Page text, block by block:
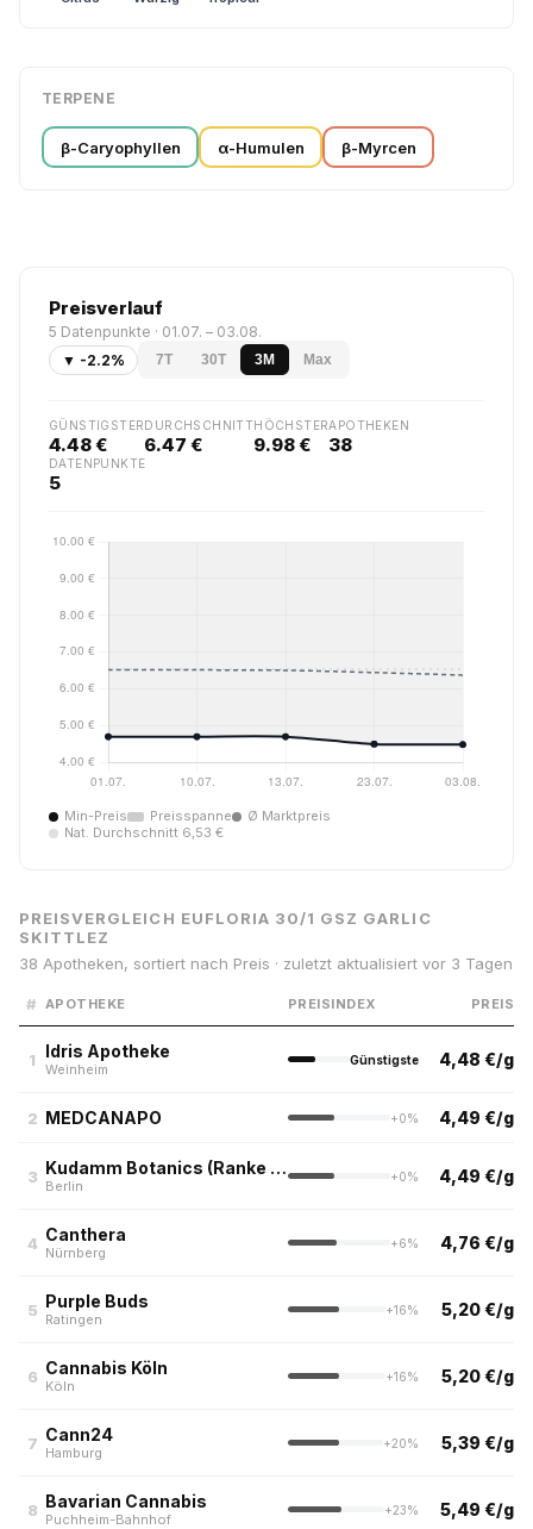
TERPENE
β-Caryophyllen α-Humulen β-Myrcen
Preisverlauf
5 Datenpunkte · 01.07. – 03.08.
▼ -2.2%
7T 30T 3M Max
GÜNSTIGSTER
4.48 €
DURCHSCHNITT
6.47 €
HÖCHSTER
9.98 €
APOTHEKEN
38
DATENPUNKTE
5
Min-Preis Preisspanne
Ø Marktpreis
Nat. Durchschnitt 6,53 €
PREISVERGLEICH EUFLORIA 30/1 GSZ GARLIC
SKITTLEZ
38 Apotheken, sortiert nach Preis · zuletzt aktualisiert vor 3 Tagen
# APOTHEKE PREISINDEX PREIS
1 Idris Apotheke
Weinheim
Günstigste 4,48 €/g
2 MEDCANAPO +0% 4,49 €/g
3 Kudamm Botanics (Ranke Apotheke Berlin)
Berlin
+0% 4,49 €/g
4 Canthera
Nürnberg
+6% 4,76 €/g
5 Purple Buds
Ratingen
+16% 5,20 €/g
6 Cannabis Köln
Köln
+16% 5,20 €/g
7 Cann24
Hamburg
+20% 5,39 €/g
8 Bavarian Cannabis
Puchheim-Bahnhof
+23% 5,49 €/g